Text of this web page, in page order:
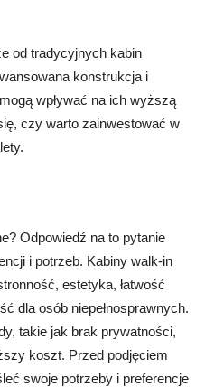
od tradycyjnych kabin
konstrukcja i
wpływać na ich wyższą
czy warto zainwestować w
Odpowiedź na to pytanie
i potrzeb. Kabiny walk-in
estetyka, łatwość
dla osób niepełnosprawnych.
takie jak brak prywatności,
koszt. Przed podjęciem
swoje potrzeby i preferencje